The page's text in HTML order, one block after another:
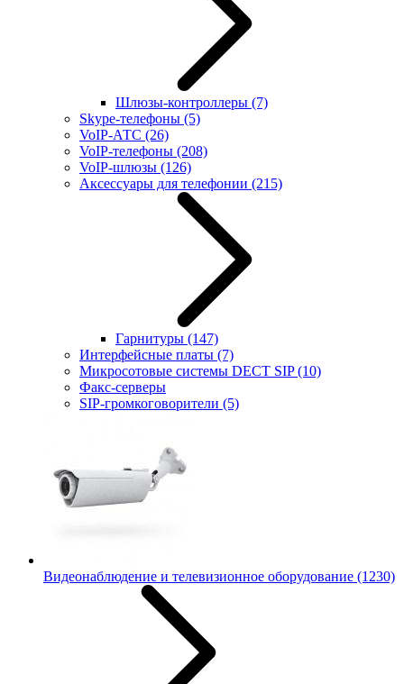
Шлюзы-контроллеры (7)
Skype-телефоны (5)
VoIP-АТС (26)
VoIP-телефоны (208)
VoIP-шлюзы (126)
Аксессуары для телефонии (215)
Гарнитуры (147)
Интерфейсные платы (7)
Микросотовые системы DECT SIP(10)
Факс-серверы
SIP-громкоговорители (5)
Видеонаблюдение и телевизионное оборудование (1230)